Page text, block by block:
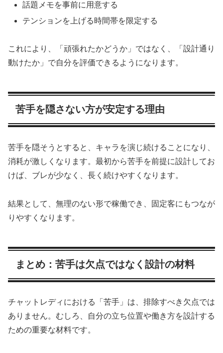
話題メモを事前に用意する
テンションを上げる時間帯を限定する
これにより、「頑張れたかどうか」ではなく、「設計通り
動けたか」で自分を評価できるようになります。
苦手を隠さない方が安定する理由
苦手を隠そうとすると、キャラを演じ続けることになり、
消耗が激しくなります。最初から苦手を前提に設計してお
けば、ブレが少なく、長く続けやすくなります。
結果として、無理のない形で稼働でき、固定客にもつなが
りやすくなります。
まとめ：苦手は欠点ではなく設計の材料
チャットレディにおける「苦手」は、排除すべき欠点では
ありません。むしろ、自分の立ち位置や働き方を設計する
ための重要な材料です。